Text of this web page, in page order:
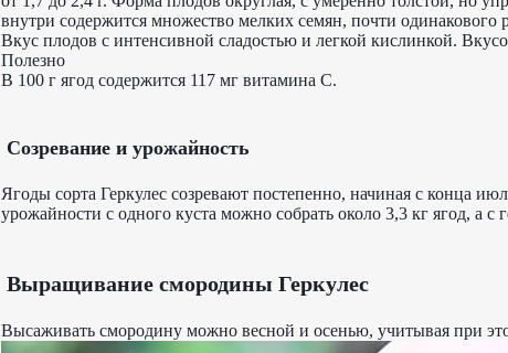
внутри содержится множество мелких семян, почти одинакового
Вкус плодов с интенсивной сладостью и легкой кислинкой.
Полезно
В 100 г ягод содержится 117 мг витамина С.
Созревание и урожайность
Ягоды сорта Геркулес созревают постепенно, начиная с конца
урожайности с одного куста можно собрать около 3,3 кг ягод, а с
Выращивание смородины Геркулес
Высаживать смородину можно весной и осенью, учитывая при